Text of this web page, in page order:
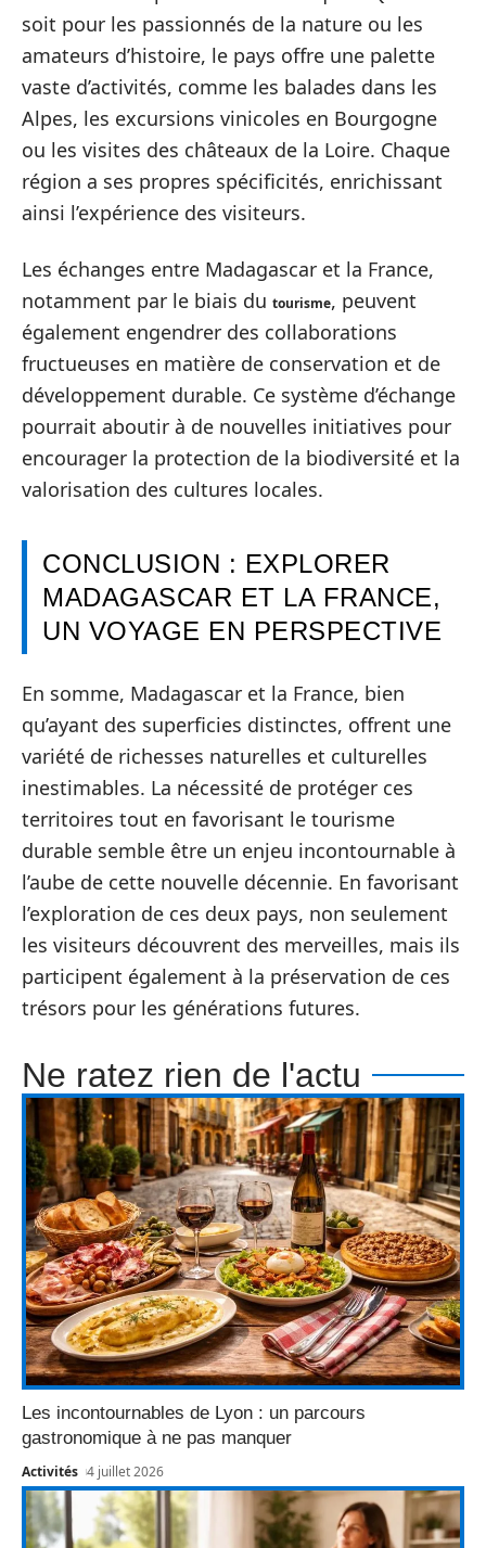
soit pour les passionnés de la nature ou les
amateurs d’histoire, le pays offre une palette
vaste d’activités, comme les balades dans les
Alpes, les excursions vinicoles en Bourgogne
ou les visites des châteaux de la Loire. Chaque
région a ses propres spécificités, enrichissant
ainsi l’expérience des visiteurs.
Les échanges entre Madagascar et la France,
notamment par le biais du tourisme, peuvent
également engendrer des collaborations
fructueuses en matière de conservation et de
développement durable. Ce système d’échange
pourrait aboutir à de nouvelles initiatives pour
encourager la protection de la biodiversité et la
valorisation des cultures locales.
CONCLUSION : EXPLORER
MADAGASCAR ET LA FRANCE,
UN VOYAGE EN PERSPECTIVE
En somme, Madagascar et la France, bien
qu’ayant des superficies distinctes, offrent une
variété de richesses naturelles et culturelles
inestimables. La nécessité de protéger ces
territoires tout en favorisant le tourisme
durable semble être un enjeu incontournable à
l’aube de cette nouvelle décennie. En favorisant
l’exploration de ces deux pays, non seulement
les visiteurs découvrent des merveilles, mais ils
participent également à la préservation de ces
trésors pour les générations futures.
Ne ratez rien de l'actu
Les incontournables de Lyon : un parcours
gastronomique à ne pas manquer
Activités 4 juillet 2026